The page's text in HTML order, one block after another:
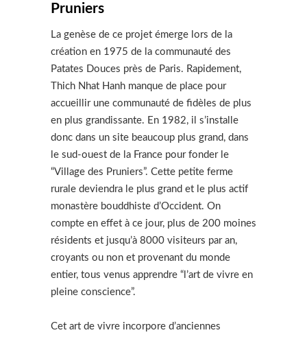
Pruniers
La genèse de ce projet émerge lors de la
création en 1975 de la communauté des
Patates Douces près de Paris. Rapidement,
Thich Nhat Hanh manque de place pour
accueillir une communauté de fidèles de plus
en plus grandissante. En 1982, il s’installe
donc dans un site beaucoup plus grand, dans
le sud-ouest de la France pour fonder le
“Village des Pruniers”. Cette petite ferme
rurale deviendra le plus grand et le plus actif
monastère bouddhiste d’Occident. On
compte en effet à ce jour, plus de 200 moines
résidents et jusqu’à 8000 visiteurs par an,
croyants ou non et provenant du monde
entier, tous venus apprendre “l’art de vivre en
pleine conscience”.
Cet art de vivre incorpore d’anciennes